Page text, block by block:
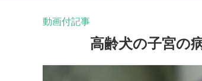
動画付記事
高齢犬の子宮の